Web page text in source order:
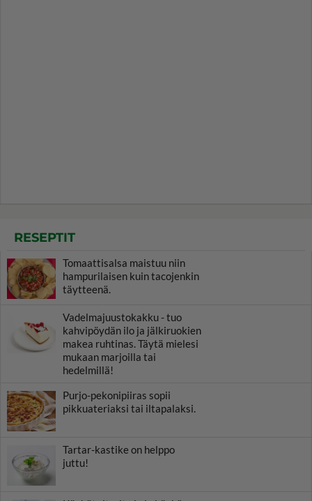
RESEPTIT
Tomaattisalsa maistuu niin
hampurilaisen kuin tacojenkin
täytteenä.
Vadelmajuustokakku - tuo
kahvipöydän ilo ja jälkiruokien
makea ruhtinas. Täytä mielesi
mukaan marjoilla tai
hedelmillä!
Purjo-pekonipiiras sopii
pikkuateriaksi tai iltapalaksi.
Tartar-kastike on helppo
juttu!